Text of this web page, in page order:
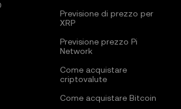
Previsione di prezzo per
XRP
Previsione prezzo Pi
Network
Come acquistare
criptovalute
Come acquistare Bitcoin